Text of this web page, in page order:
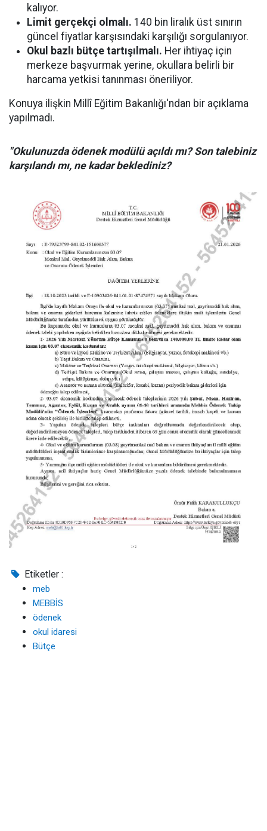
kalıyor.
Limit gerçekçi olmalı. 140 bin liralık üst sınırın
güncel fiyatlar karşısındaki karşılığı sorgulanıyor.
Okul bazlı bütçe tartışılmalı. Her ihtiyaç için
merkeze başvurmak yerine, okullara belirli bir
harcama yetkisi tanınması öneriliyor.
Konuya ilişkin Millî Eğitim Bakanlığı'ndan bir açıklama
yapılmadı.
"Okulunuzda ödenek modülü açıldı mı? Son talebiniz
karşılandı mı, ne kadar beklediniz?
Etiketler :
meb
MEBBİS
ödenek
okul idaresi
Bütçe